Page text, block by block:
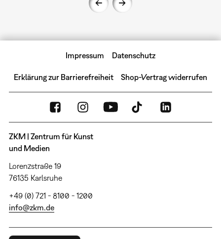
Impressum Datenschutz
Erklärung zur Barrierefreiheit Shop-Vertrag widerrufen
ZKM | Zentrum für Kunst
und Medien
Lorenzstraße 19
76135 Karlsruhe
+49 (0) 721 - 8100 - 1200
info@zkm.de